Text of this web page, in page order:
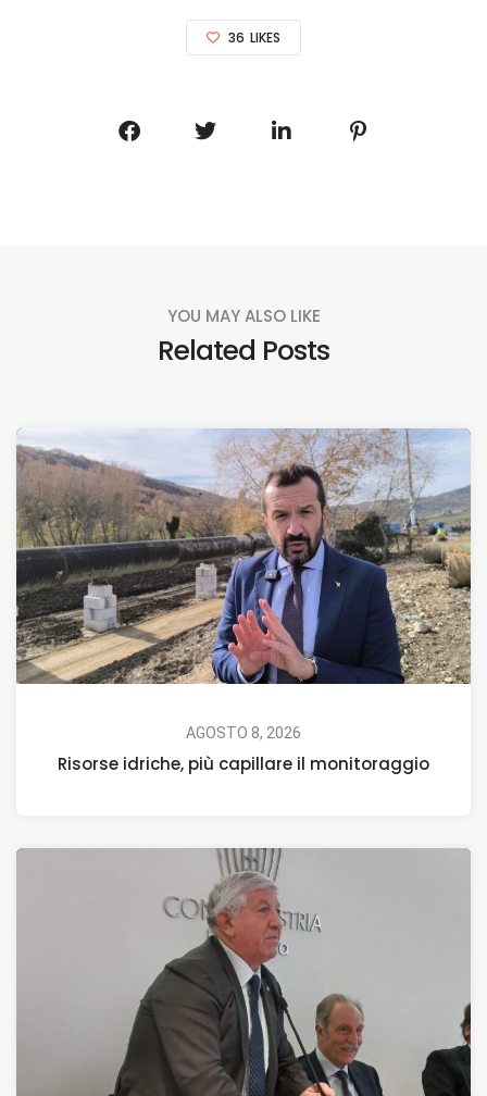
36 LIKES
YOU MAY ALSO LIKE
Related Posts
AGOSTO 8, 2026
Risorse idriche, più capillare il monitoraggio